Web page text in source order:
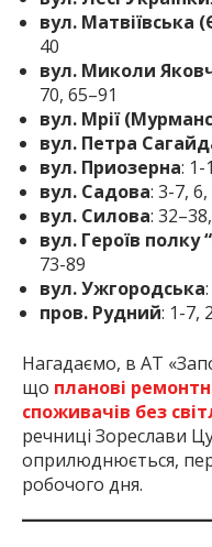
вул. Матвіївська
40
вул. Миколи
70, 65–91
вул. Мрії
вул. Петра
вул. Приозерна: 1-
вул. Садова: 3-7,
вул. Силова:
вул. Героїв полку
73-89
вул. Ужгородська
пров. Рудний: 1-7,
Нагадаємо, в АТ
що планові
споживачів без
речниці Зореслави
оприлюднюється,
робочого дня.